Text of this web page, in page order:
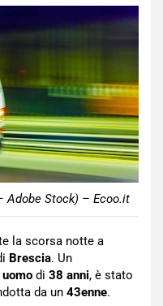
Adobe Stock) – Ecoo.it
la scorsa notte a
Brescia. Un
uomo di 38 anni, è stato
da un 43enne.